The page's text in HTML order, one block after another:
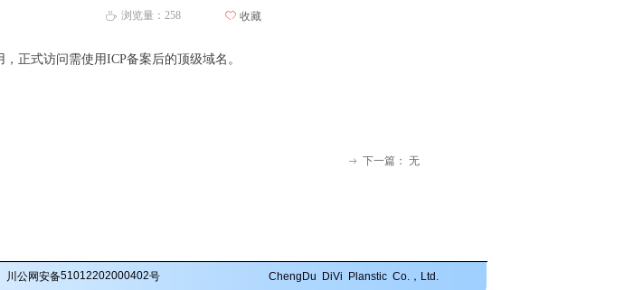
正式访问需使用ICP备案后的顶级域名。
ꄘ 浏览量： 258 ꄀ 收藏
ꁹ 下一篇： 无
ChengDu DiVi Planstic Co.，Ltd.
51012202000402
川公网安备 号